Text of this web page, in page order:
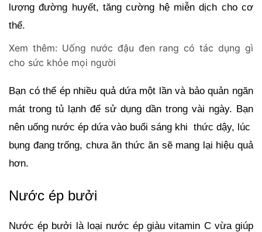
lượng đường huyết, tăng cường hệ miễn dịch cho cơ
thể.
Xem thêm: Uống nước đậu đen rang có tác dụng gì
cho sức khỏe mọi người
Bạn có thể ép nhiều quả dứa một lần và bảo quản ngăn
mát trong tủ lạnh để sử dụng dần trong vài ngày. Bạn
nên uống nước ép dứa vào buổi sáng khi  thức dậy, lúc
bụng đang trống, chưa ăn thức ăn sẽ mang lại hiệu quả
hơn.
Nước ép bưởi
Nước ép bưởi là loại nước ép giàu vitamin C vừa giúp